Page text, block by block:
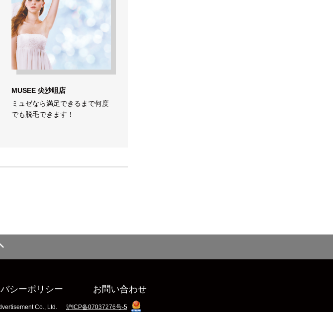
MUSEE 尖沙咀店
ミュゼなら満足できるまで何度
でも脱毛できます！
シーポリシー お問い合わせ
Co., Ltd. 沪ICP备07037276号-5